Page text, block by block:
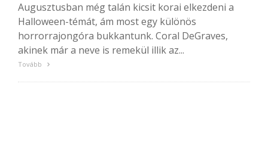
Augusztusban még talán kicsit korai elkezdeni a
Halloween-témát, ám most egy különös
horrorrajongóra bukkantunk. Coral DeGraves,
akinek már a neve is remekül illik az...
Tovább